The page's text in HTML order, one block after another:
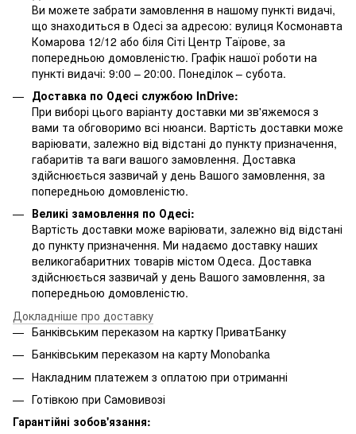
Ви можете забрати замовлення в нашому пункті видачі,
що знаходиться в Одесі за адресою: вулиця Космонавта
Комарова 12/12 або біля Сіті Центр Таїрове, за
попередньою домовленістю. Графік нашої роботи на
пункті видачі: 9:00 – 20:00. Понеділок – субота.
Доставка по Одесі службою InDrive:
При виборі цього варіанту доставки ми зв'яжемося з
вами та обговоримо всі нюанси. Вартість доставки може
варіювати, залежно від відстані до пункту призначення,
габаритів та ваги вашого замовлення. Доставка
здійснюється зазвичай у день Вашого замовлення, за
попередньою домовленістю.
Великі замовлення по Одесі:
Вартість доставки може варіювати, залежно від відстані
до пункту призначення. Ми надаємо доставку наших
великогабаритних товарів містом Одеса. Доставка
здійснюється зазвичай у день Вашого замовлення, за
попередньою домовленістю.
Докладніше про доставку
Банківським переказом на картку ПриватБанку
Банківським переказом на карту Мonobanka
Накладним платежем з оплатою при отриманні
Готівкою при Самовивозі
Гарантійні зобов'язання: